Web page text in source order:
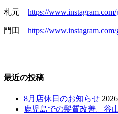
札元 https://
門田 https://
最近の投稿
8月店休日のお知らせ
鹿児島での髪質改善。谷